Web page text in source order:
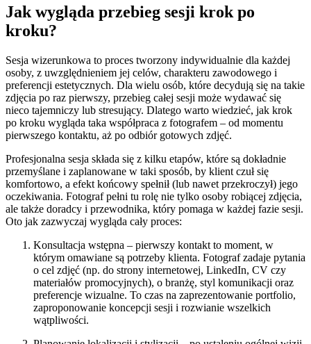
Jak wygląda przebieg sesji krok po
kroku?
Sesja wizerunkowa to proces tworzony indywidualnie dla każdej
osoby, z uwzględnieniem jej celów, charakteru zawodowego i
preferencji estetycznych. Dla wielu osób, które decydują się na takie
zdjęcia po raz pierwszy, przebieg całej sesji może wydawać się
nieco tajemniczy lub stresujący. Dlatego warto wiedzieć, jak krok
po kroku wygląda taka współpraca z fotografem – od momentu
pierwszego kontaktu, aż po odbiór gotowych zdjęć.
Profesjonalna sesja składa się z kilku etapów, które są dokładnie
przemyślane i zaplanowane w taki sposób, by klient czuł się
komfortowo, a efekt końcowy spełnił (lub nawet przekroczył) jego
oczekiwania. Fotograf pełni tu rolę nie tylko osoby robiącej zdjęcia,
ale także doradcy i przewodnika, który pomaga w każdej fazie sesji.
Oto jak zazwyczaj wygląda cały proces:
Konsultacja wstępna – pierwszy kontakt to moment, w
którym omawiane są potrzeby klienta. Fotograf zadaje pytania
o cel zdjęć (np. do strony internetowej, LinkedIn, CV czy
materiałów promocyjnych), o branżę, styl komunikacji oraz
preferencje wizualne. To czas na zaprezentowanie portfolio,
zaproponowanie koncepcji sesji i rozwianie wszelkich
wątpliwości.